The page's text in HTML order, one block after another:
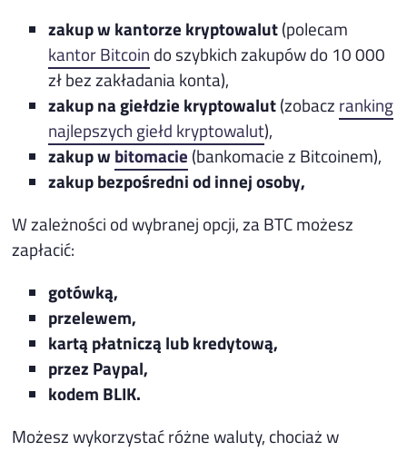
zakup w kantorze kryptowalut(polecam
kantor Bitcoin do szybkich zakupów do 10 000
zł bez zakładania konta),
zakup na giełdzie kryptowalut(zobacz ranking
najlepszych giełd kryptowalut),
zakup w bitomacie (bankomacie z Bitcoinem),
zakup bezpośredni od innej osoby,
W zależności od wybranej opcji, za BTC możesz
zapłacić:
gotówką,
przelewem,
kartą płatniczą lub kredytową,
przez Paypal,
kodem BLIK.
Możesz wykorzystać różne waluty, chociaż w